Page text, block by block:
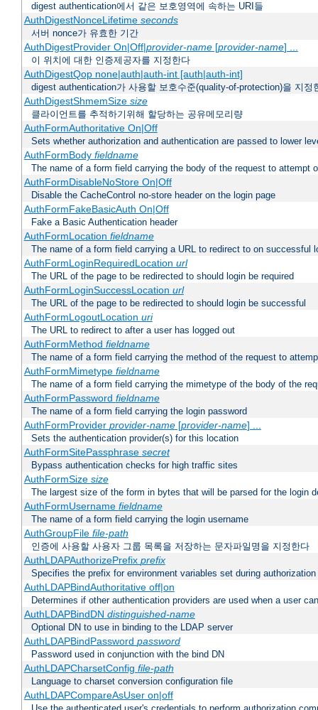
digest authentication에서 같은 보호영역에 속하는 URI들
AuthDigestNonceLifetime seconds
서버 nonce가 유효한 기간
AuthDigestProvider On|Off|provider-name[provider-name] ...
이 위치에 대한 인증제공자를 지정한다
AuthDigestQop none|auth|auth-int [auth|auth-int]
digest authentication가 사용할 보호수준(quality-of-protection)을 지정
AuthDigestShmemSize size
클라이언트를 추적하기위해 할당하는 공유메모리량
AuthFormAuthoritative On|Off
Sets whether authorization and authentication are passed to lower
AuthFormBody fieldname
The name of a form field carrying the body of the request to attempt
AuthFormDisableNoStore On|Off
Disable the CacheControl no-store header on the login page
AuthFormFakeBasicAuth On|Off
Fake a Basic Authentication header
AuthFormLocation fieldname
The name of a form field carrying a URL to redirect to on successful
AuthFormLoginRequiredLocation url
The URL of the page to be redirected to should login be required
AuthFormLoginSuccessLocation url
The URL of the page to be redirected to should login be successful
AuthFormLogoutLocation uri
The URL to redirect to after a user has logged out
AuthFormMethod fieldname
The name of a form field carrying the method of the request to
AuthFormMimetype fieldname
The name of a form field carrying the mimetype of the body of the
AuthFormPassword fieldname
The name of a form field carrying the login password
AuthFormProvider provider-name[provider-name] ...
Sets the authentication provider(s) for this location
AuthFormSitePassphrase secret
Bypass authentication checks for high traffic sites
AuthFormSize size
The largest size of the form in bytes that will be parsed for the login
AuthFormUsername fieldname
The name of a form field carrying the login username
AuthGroupFile file-path
인증에 사용할 사용자 그룹 목록을 저장하는 문자파일명을 지정한다
AuthLDAPAuthorizePrefix prefix
Specifies the prefix for environment variables set during authorization
AuthLDAPBindAuthoritative off|on
Determines if other authentication providers are used when a user
AuthLDAPBindDN distinguished-name
Optional DN to use in binding to the LDAP server
AuthLDAPBindPassword password
Password used in conjunction with the bind DN
AuthLDAPCharsetConfig file-path
Language to charset conversion configuration file
AuthLDAPCompareAsUser on|off